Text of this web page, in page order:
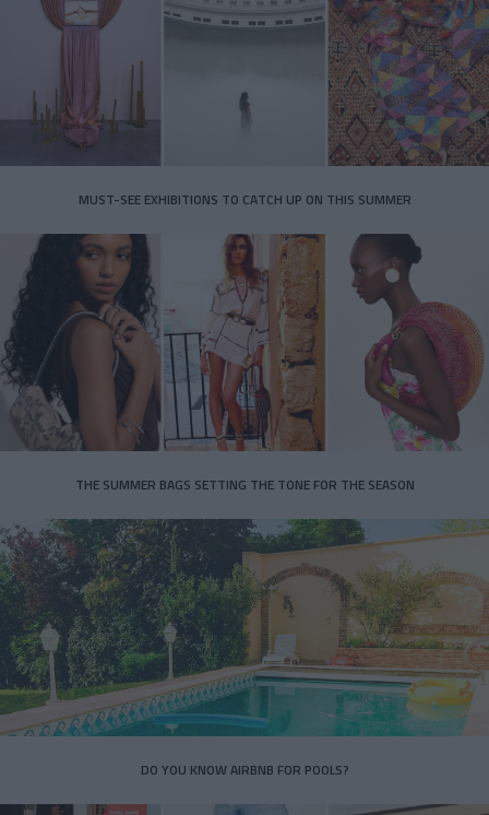
MUST-SEE EXHIBITIONS TO CATCH UP ON THIS SUMMER
THE SUMMER BAGS SETTING THE TONE FOR THE SEASON
DO YOU KNOW AIRBNB FOR POOLS?